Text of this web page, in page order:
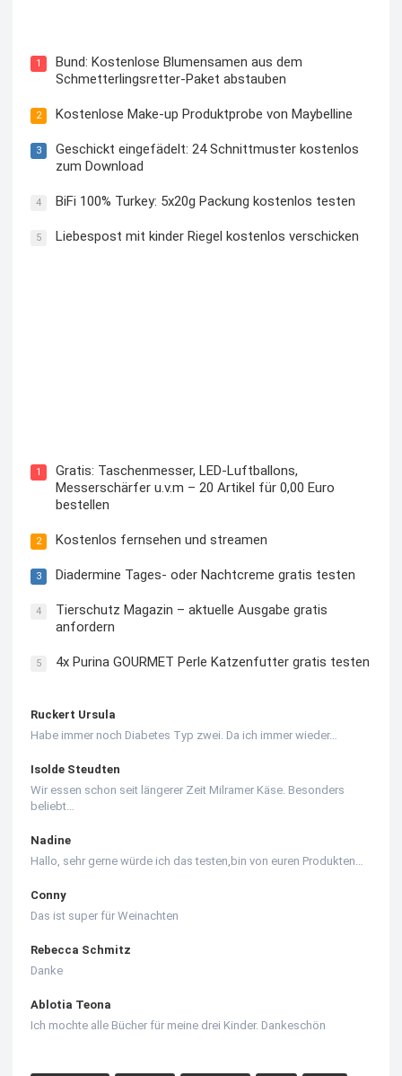
1
Bund: Kostenlose Blumensamen aus dem
Schmetterlingsretter-Paket abstauben
2 Kostenlose Make-up Produktprobe von Maybelline
3
Geschickt eingefädelt: 24 Schnittmuster kostenlos
zum Download
4 BiFi 100% Turkey: 5x20g Packung kostenlos testen
5 Liebespost mit kinder Riegel kostenlos verschicken
1
Gratis: Taschenmesser, LED-Luftballons,
Messerschärfer u.v.m – 20 Artikel für 0,00 Euro
bestellen
2 Kostenlos fernsehen und streamen
3 Diadermine Tages- oder Nachtcreme gratis testen
4
Tierschutz Magazin – aktuelle Ausgabe gratis
anfordern
5 4x Purina GOURMET Perle Katzenfutter gratis testen
Ruckert Ursula
Habe immer noch Diabetes Typ zwei. Da ich immer wieder…
Isolde Steudten
Wir essen schon seit längerer Zeit Milramer Käse. Besonders
beliebt…
Nadine
Hallo, sehr gerne würde ich das testen,bin von euren Produkten…
Conny
Das ist super für Weinachten
Rebecca Schmitz
Danke
Ablotia Teona
Ich mochte alle Bücher für meine drei Kinder. Dankeschön